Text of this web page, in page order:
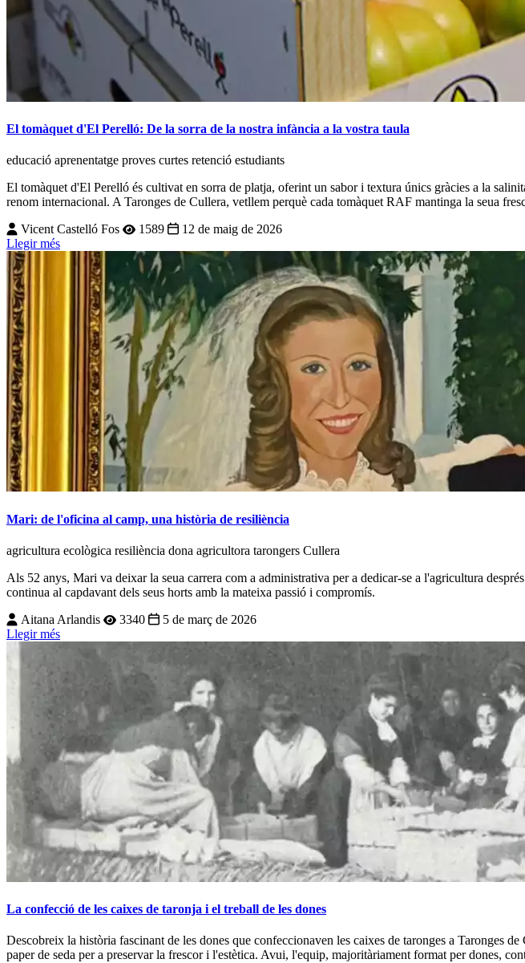
El tomàquet d'El Perelló: De la sorra de la nostra infància a la vostra taula
educació aprenentatge proves curtes retenció estudiants
El tomàquet d'El Perelló és cultivat en sorra de platja, oferint un sabor i textura únics gràcies a la
renom internacional. A Taronges de Cullera, vetllem perquè cada tomàquet RAF mantinga la seua
Vicent Castelló Fos
1589
12 de maig de 2026
Llegir més
Mari: de l'oficina al camp, una història de resiliència
agricultura ecològica resiliència dona agricultora tarongers Cullera
Als 52 anys, Mari va deixar la seua carrera com a administrativa per a dedicar-se a l'agricultura
continua al capdavant dels seus horts amb la mateixa passió i compromís.
Aitana Arlandis
3340
5 de març de 2026
Llegir més
La confecció de les caixes de taronja i el treball de les dones
Descobreix la història fascinant de les dones que confeccionaven les caixes de taronges a Taronges
paper de seda per a preservar la frescor i l'estètica. Avui, l'equip, majoritàriament format per dones,